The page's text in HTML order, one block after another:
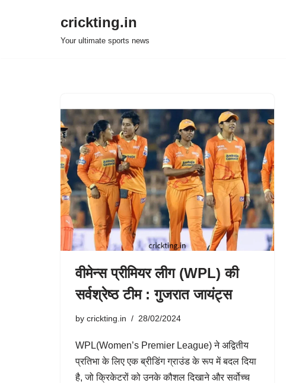
crickting.in
Your ultimate sports news
वीमेन्स प्रीमियर लीग (WPL) की
सर्वश्रेष्ठ टीम : गुजरात जायंट्स
by crickting.in 28/02/2024
WPL(Women’s Premier League) ने अद्वितीय
प्रतिभा के लिए एक ब्रीडिंग ग्राउंड के रूप में बदल दिया
है, जो क्रिकेटरों को उनके कौशल दिखाने और सर्वोच्च